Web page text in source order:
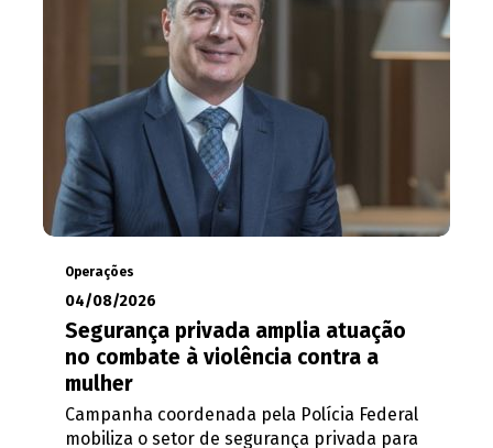
Operações
04/08/2026
Segurança privada amplia atuação
no combate à violência contra a
mulher
Campanha coordenada pela Polícia Federal
mobiliza o setor de segurança privada para